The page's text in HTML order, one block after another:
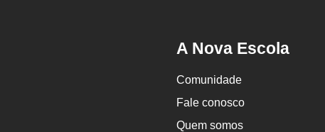
A Nova Escola
Comunidade
Fale conosco
Quem somos